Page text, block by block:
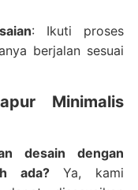
: Ikuti proses
berjalan sesuai
Minimalis
desain dengan
ada?Ya, kami